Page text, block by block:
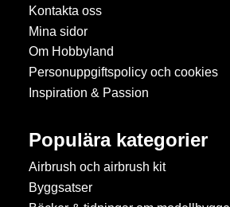
Kontakta oss
Mina sidor
Om Hobbyland
Personuppgiftspolicy och cookies
Inspiration & Passion
Populära kategorier
Airbrush och airbrush kit
Byggsatser